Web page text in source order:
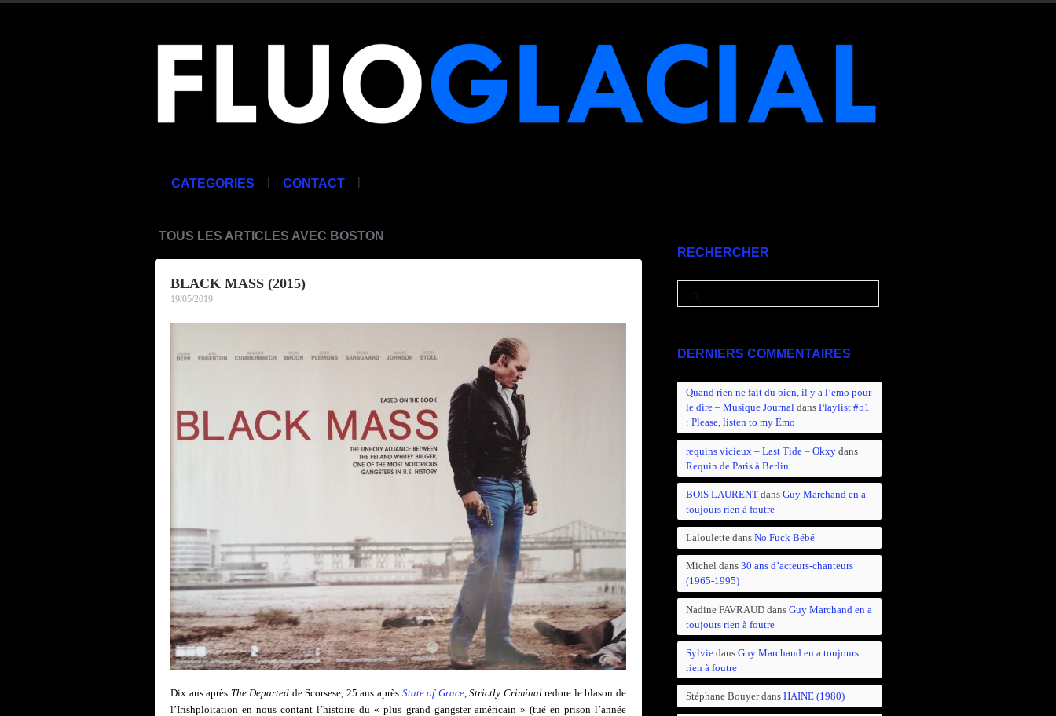
CATEGORIES | CONTACT |
TOUS LES ARTICLES AVEC BOSTON
BLACK MASS (2015)
19/05/2019
Dix ans après The Departed de Scorsese, 25 ans après State of Grace,Strictly Criminalredore le blason de
l’Irishploitation en nous contant l’histoire du « plus grand gangster américain » (tué en prison l’année
RECHERCHER
DERNIERS COMMENTAIRES
Quand rien ne fait du bien, il y a l’emo pour
le dire – Musique Journaldans Playlist #51
: Please, listen to my Emo
requins vicieux – Last Tide – Okxydans
Requin de Paris à Berlin
BOIS LAURENTdans Guy Marchand en a
toujours rien à foutre
Laloulettedans No Fuck Bébé
Micheldans 30 ans d’acteurs-chanteurs
(1965-1995)
Nadine FAVRAUDdans Guy Marchand en a
toujours rien à foutre
Sylviedans Guy Marchand en a toujours
rien à foutre
Stéphane Bouyerdans HAINE (1980)